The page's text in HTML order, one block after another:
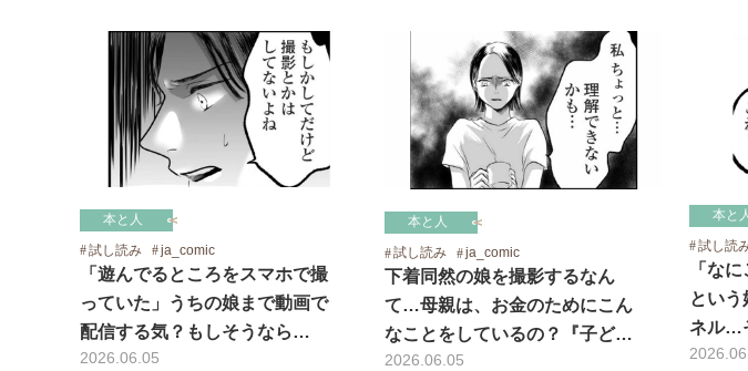
本と人
試し読み
ja_comic
「遊んでるところをスマホで撮
っていた」うちの娘まで動画で
配信する気？もしそうなら…
2026.06.05
本と人
試し読み
ja_comic
下着同然の娘を撮影するなん
て…母親は、お金のためにこん
なことをしているの？『子ど…
2026.06.05
本と人
試し読
「な
とい
ネル…